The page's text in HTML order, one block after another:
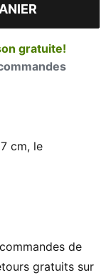
gratuite!
cm, le
1968 et n'a
de la mode.
un imprimé
recyclés, hors
de
gratuits sur